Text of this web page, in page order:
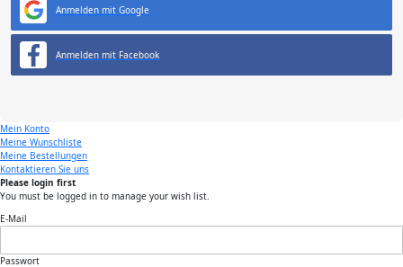
Anmelden mit Google
Anmelden mit Facebook
Mein Konto
Meine Wunschliste
Meine Bestellungen
Kontaktieren Sie uns
Please login first
You must be logged in to manage your wish list.
E-Mail
Passwort